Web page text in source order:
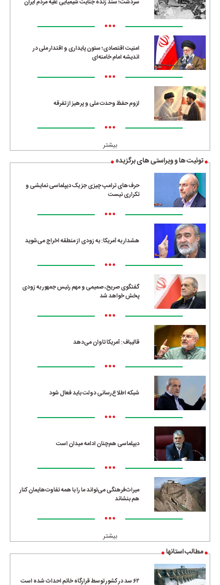
سردشت؛ سند زنده جنایت شیمیایی علیه مردم ایران
•••
امنیت اقتصادی؛ ستون پایداری و اقتدار ملی در
اندیشه امام خامنه‌ای
•••
لزوم حفظ وحدت ملی و پرهیز از تفرقه
•••
بیشتر
توئیت ها و ویراستی های برگزیده
حرف‌های ترامپ چیزی جز یک دیپلماسی نمایشی و
تکراری نیست
•••
هشدار به آمریکا: به زودی از منطقه اخراج می‌شوید
•••
گفتگوی صریح، صمیمی و مهم رئیس جمهور به زودی
پخش خواهد شد
•••
قالیباف: آمریکا تاوان می‌دهد
•••
شبکه اطلاع‌رسانی دولت باید فعال شود
•••
دیپلماسی هم‌چنان ادامه میدان است
•••
میراث‌فرهنگی می‌تواند ما را با همه تفاوت‌هایمان کنار
هم بنشاند
•••
بیشتر
مطالب استانها
۶۲ سد در کشور توسط قرارگاه خاتم احداث شده است